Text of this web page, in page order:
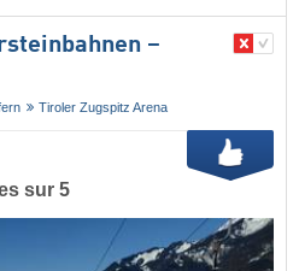
–
Tiroler Zugspitz Arena
sur 5